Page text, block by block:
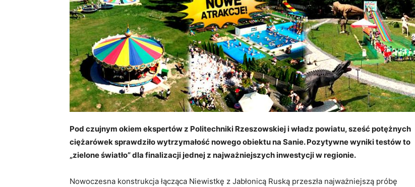
Pod czujnym okiem ekspertów z Politechniki Rzeszowskiej i władz powiatu, sześć potężnych
ciężarówek sprawdziło wytrzymałość nowego obiektu na Sanie. Pozytywne wyniki testów to
„zielone światło” dla finalizacji jednej z najważniejszych inwestycji w regionie.
Nowoczesna konstrukcja łącząca Niewistkę z Jabłonicą Ruską przeszła najważniejszą próbę